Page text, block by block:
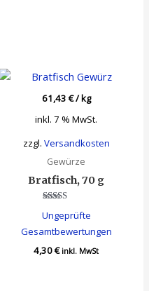
61,43€/kg
inkl. 7 % MwSt.
zzgl. Versandkosten
Gewürze
Bratfisch, 70 g
mit
4.00
von 5
Ungeprüfte
Gesamtbewertungen
4,30€ inkl. MwSt